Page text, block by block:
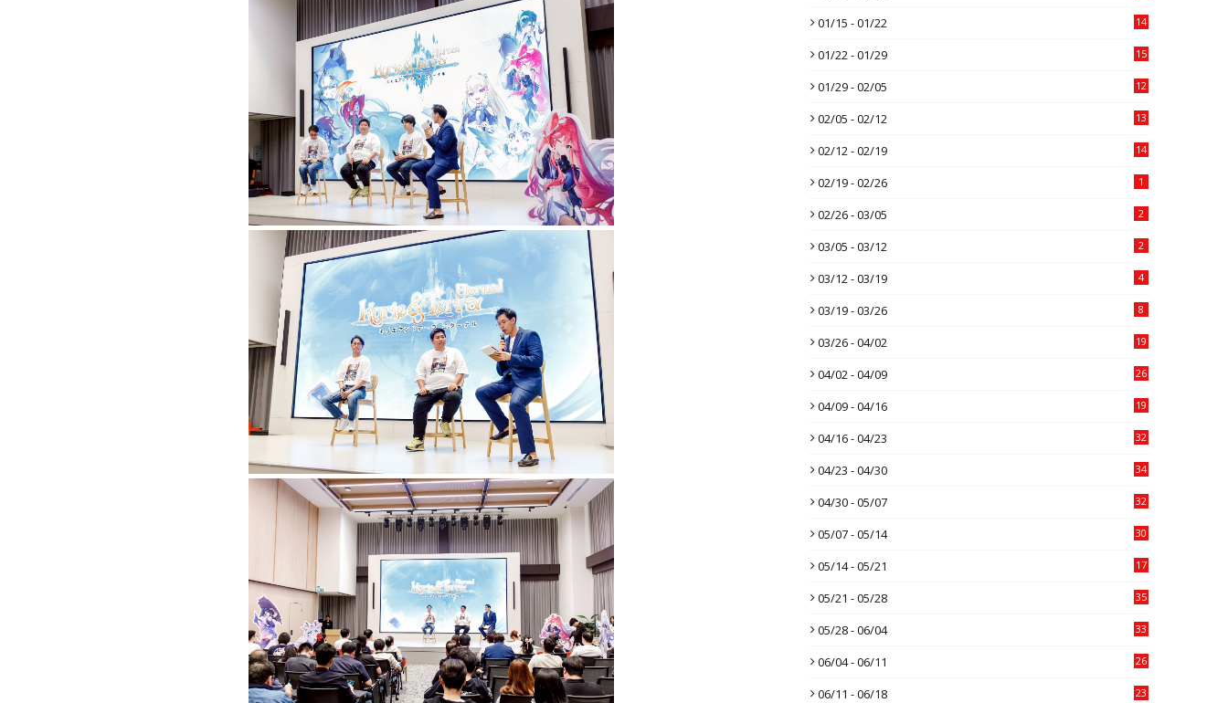
01/15 - 01/22 14
01/22 - 01/29 15
01/29 - 02/05 12
02/05 - 02/12 13
02/12 - 02/19 14
02/19 - 02/26 1
02/26 - 03/05 2
03/05 - 03/12 2
03/12 - 03/19 4
03/19 - 03/26 8
03/26 - 04/02 19
04/02 - 04/09 26
04/09 - 04/16 19
04/16 - 04/23 32
04/23 - 04/30 34
04/30 - 05/07 32
05/07 - 05/14 30
05/14 - 05/21 17
05/21 - 05/28 35
05/28 - 06/04 33
06/04 - 06/11 26
06/11 - 06/18 23